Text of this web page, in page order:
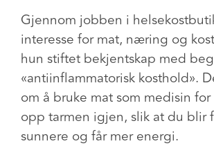
Gjennom jobben i
interesse for mat, næring og
hun stiftet bekjentskap med
«antiinflammatorisk kosthold».
om å bruke mat som medisin
opp tarmen igjen, slik at du blir
sunnere og får mer energi.